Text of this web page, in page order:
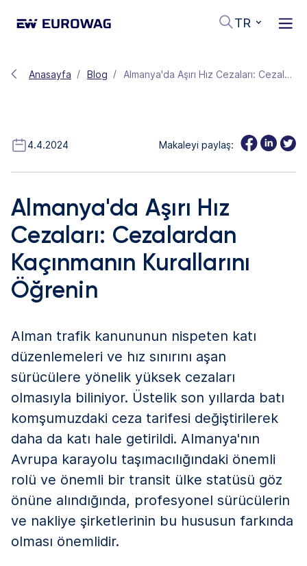
TR
Anasayfa Blog Almanya'da Aşırı Hız Cezaları: Cezalardan Kaçınmanın Kurallarını Öğrenin
4.4.2024 Makaleyi paylaş:
Almanya'da Aşırı Hız
Cezaları: Cezalardan
Kaçınmanın Kurallarını
Öğrenin
Alman trafik kanununun nispeten katı
düzenlemeleri ve hız sınırını aşan
sürücülere yönelik yüksek cezaları
olmasıyla biliniyor. Üstelik son yıllarda batı
komşumuzdaki ceza tarifesi değiştirilerek
daha da katı hale getirildi. Almanya'nın
Avrupa karayolu taşımacılığındaki önemli
rolü ve önemli bir transit ülke statüsü göz
önüne alındığında, profesyonel sürücülerin
ve nakliye şirketlerinin bu hususun farkında
olması önemlidir.